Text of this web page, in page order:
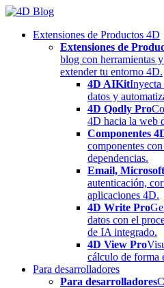
Skip
contentExtensiones de Productos 4D
Extensiones de
blog con herramientas
extender tu entorno 4D.
4D AIKitInyecta
datos y
4D Qodly Pro
4D hacia la web
Componentes
componentes
dependencias.
Email,
autenticación,
aplicaciones 4D.
4D Write Pro
datos con el
de IA integrado.
4D View Pro
cálculo de forma
Para desarrolladores
Para desarrolladores